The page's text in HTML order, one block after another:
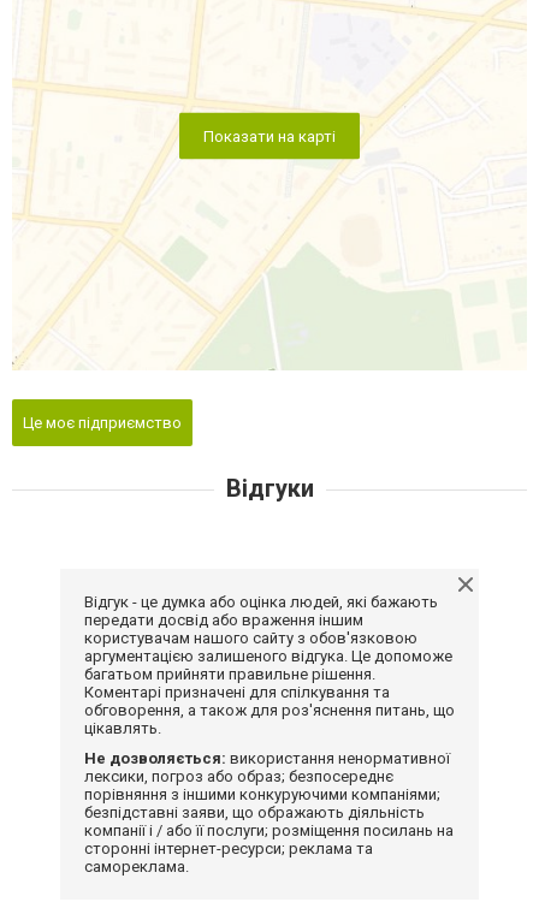
Показати на карті
Це моє підприємство
Відгуки
Відгук - це думка або оцінка людей, які бажають
передати досвід або враження іншим
користувачам нашого сайту з обов'язковою
аргументацією залишеного відгука. Це допоможе
багатьом прийняти правильне рішення.
Коментарі призначені для спілкування та
обговорення, а також для роз'яснення питань, що
цікавлять.
Не дозволяється: використання ненормативної
лексики, погроз або образ; безпосереднє
порівняння з іншими конкуруючими компаніями;
безпідставні заяви, що ображають діяльність
компанії і / або її послуги; розміщення посилань на
сторонні інтернет-ресурси; реклама та
самореклама.